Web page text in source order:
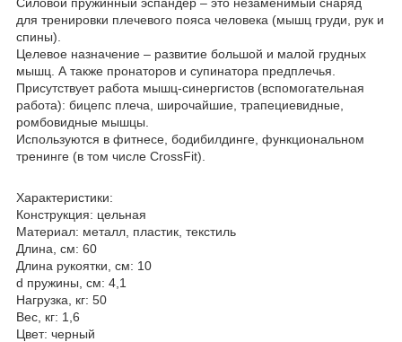
для тренировки плечевого пояса человека (мышц груди, рук и
спины).
Целевое назначение – развитие большой и малой грудных
мышц. А также пронаторов и супинатора предплечья.
Присутствует работа мышц-синергистов (вспомогательная
работа): бицепс плеча, широчайшие, трапециевидные,
ромбовидные мышцы.
Используются в фитнесе, бодибилдинге, функциональном
тренинге (в том числе CrossFit).
Характеристики:
Конструкция: цельная
Материал: металл, пластик, текстиль
Длина, см: 60
Длина рукоятки, см: 10
d пружины, см: 4,1
Нагрузка, кг: 50
Вес, кг: 1,6
Цвет: черный